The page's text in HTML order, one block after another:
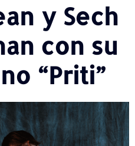
y Sech
con su
“Priti”